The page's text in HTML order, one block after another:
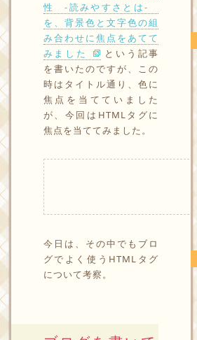
性 -読みやすさとは-
を、背景色と文字色の組
み合わせに焦点をあてて
みました
という記事
を書いたのですが、この
時はタイトル通り、色に
焦点を当てていました
が、今回はHTMLタグに
焦点を当ててみました。
今日は、その中でもブロ
グでよく使うHTMLタグ
について考察。